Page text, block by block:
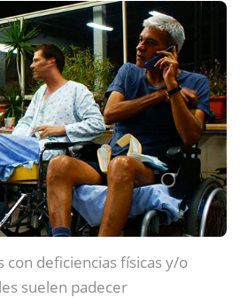
con deficiencias físicas y/o
suelen padecer